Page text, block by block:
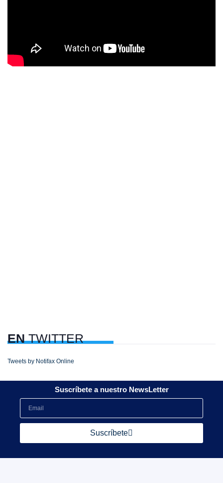
ENTWITTER
Tweets by Notifax Online
Suscríbete a nuestro NewsLetter
Suscríbete